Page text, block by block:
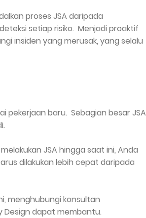
proses JSA daripada
setiap risiko. Menjadi proaktif
insiden yang merusak, yang selalu
pekerjaan baru. Sebagian besar JSA
JSA hingga saat ini, Anda
dilakukan lebih cepat daripada
menghubungi konsultan
Design dapat membantu.